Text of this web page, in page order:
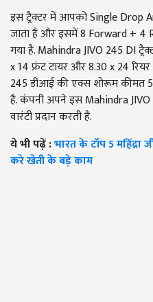
इस ट्रैक्टर में आपको Single Drop
जाता है और इसमें 8 Forward + 4
गया है. Mahindra JIVO 245 DI
x 14 फ्रंट टायर और 8.30 x 24 रियर
245 डीआई की एक्स शोरूम कीमत
है. कंपनी अपने इस Mahindra
वारंटी प्रदान करती है.
ये भी पढ़ें :भारत के टॉप 5 महिंद्रा
करे खेती के बड़े काम